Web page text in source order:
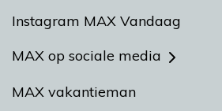
Instagram MAX Vandaag
MAX op sociale media
MAX vakantieman